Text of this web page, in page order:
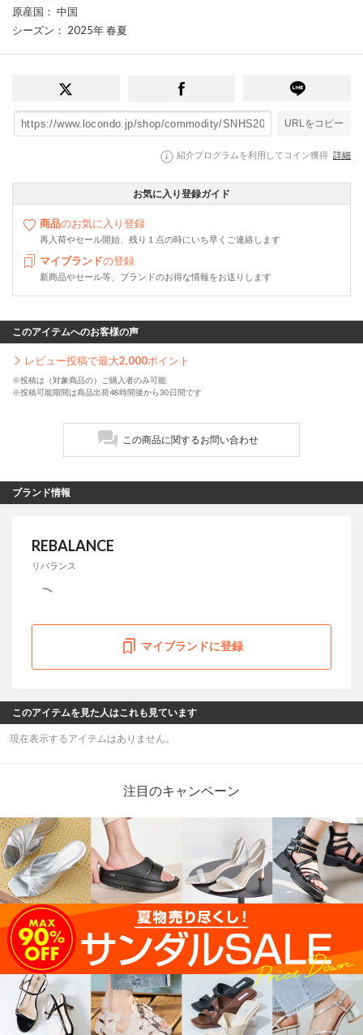
原産国 ： 中国
シーズン ： 2025年 春夏
URLをコピー
紹介プログラムを利用してコイン獲得 詳細
お気に入り登録ガイド
商品のお気に入り登録
再入荷やセール開始、残り１点の時にいち早くご連絡します
マイブランドの登録
新商品やセール等、ブランドのお得な情報をお送りします
このアイテムへのお客様の声
レビュー投稿で最大2,000ポイント
※投稿は（対象商品の）ご購入者のみ可能
※投稿可能期間は商品出荷48時間後から30日間です
この商品に関するお問い合わせ
ブランド情報
REBALANCE
リバランス
マイブランドに登録
このアイテムを見た人はこれも見ています
現在表示するアイテムはありません。
注目のキャンペーン